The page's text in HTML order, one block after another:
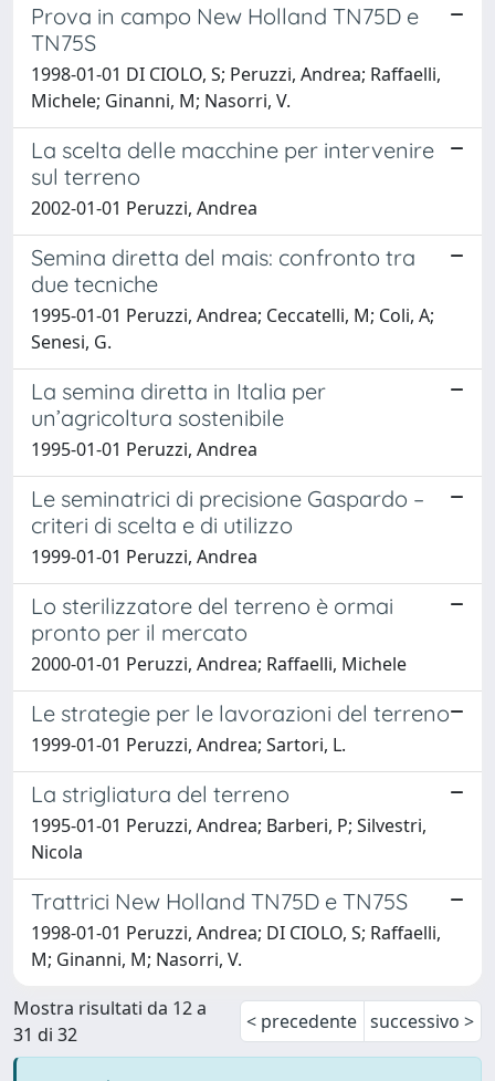
Prova in campo New Holland TN75D e
TN75S
1998-01-01 DI CIOLO, S; Peruzzi, Andrea; Raffaelli,
Michele; Ginanni, M; Nasorri, V.
La scelta delle macchine per intervenire
sul terreno
2002-01-01 Peruzzi, Andrea
Semina diretta del mais: confronto tra
due tecniche
1995-01-01 Peruzzi, Andrea; Ceccatelli, M; Coli, A;
Senesi, G.
La semina diretta in Italia per
un’agricoltura sostenibile
1995-01-01 Peruzzi, Andrea
Le seminatrici di precisione Gaspardo –
criteri di scelta e di utilizzo
1999-01-01 Peruzzi, Andrea
Lo sterilizzatore del terreno è ormai
pronto per il mercato
2000-01-01 Peruzzi, Andrea; Raffaelli, Michele
Le strategie per le lavorazioni del terreno
1999-01-01 Peruzzi, Andrea; Sartori, L.
La strigliatura del terreno
1995-01-01 Peruzzi, Andrea; Barberi, P; Silvestri,
Nicola
Trattrici New Holland TN75D e TN75S
1998-01-01 Peruzzi, Andrea; DI CIOLO, S; Raffaelli,
M; Ginanni, M; Nasorri, V.
Mostra risultati da 12 a
31 di 32
< precedente successivo >